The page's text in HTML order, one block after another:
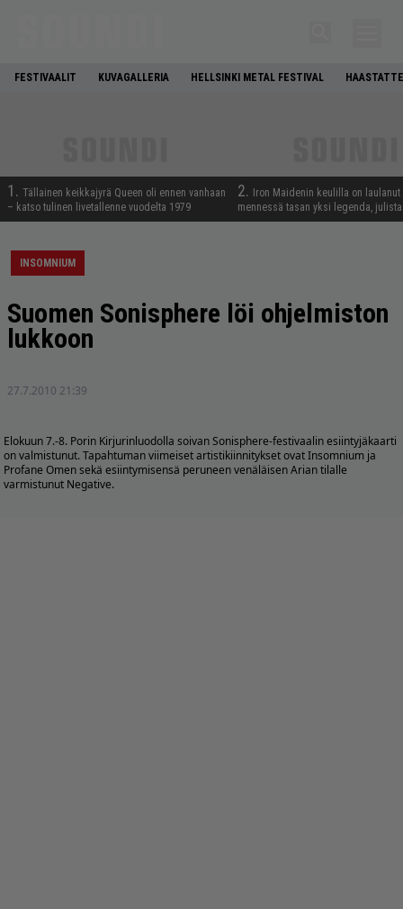
FESTIVAALIT KUVAGALLERIA HELLSINKI METAL FESTIVAL
1. Tällainen keikkajyrä Queen oli ennen vanhaan
– katso tulinen livetallenne vuodelta 1979
2.
Iron Maidenin keulilla on laulanut
mennessä tasan yksi legenda,
INSOMNIUM
Suomen Sonisphere löi ohjelmiston
lukkoon
27.7.2010 21:39
Elokuun 7.-8. Porin Kirjurinluodolla soivan Sonisphere-festivaalin esiintyjäkaarti
on valmistunut. Tapahtuman viimeiset artistikiinnitykset ovat Insomnium ja
Profane Omen sekä esiintymisensä peruneen venäläisen Arian tilalle
varmistunut Negative.